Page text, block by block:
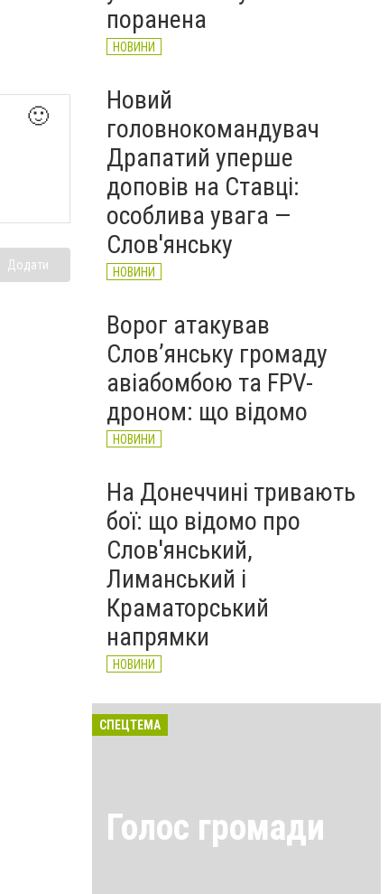
🙂
Додати
поранена
НОВИНИ
Новий
головнокомандувач
Драпатий уперше
доповів на Ставці:
особлива увага —
Слов'янську
НОВИНИ
Ворог атакував
Слов’янську громаду
авіабомбою та FPV-
дроном: що відомо
НОВИНИ
На Донеччині тривають
бої: що відомо про
Слов'янський,
Лиманський і
Краматорський
напрямки
НОВИНИ
СПЕЦТЕМА
Голос громади